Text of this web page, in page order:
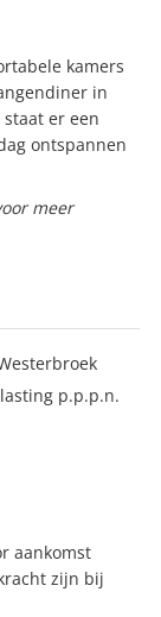
kamers
in
er een
ontspannen
meer
p.p.p.n.
aankomst
zijn bij